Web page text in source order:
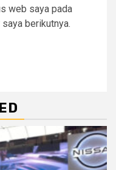
web saya pada
berikutnya.